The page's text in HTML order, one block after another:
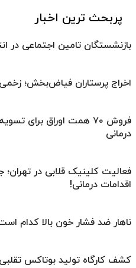
پربحث ترین اخبار
بازنشستگان تامین اجتماعی در
اخراج پرستاران فیاض‌بخش؛
فروش ۷۰ همت اوراق برای
درمانی
فعالیت کلینیک قلابی در
اقدامات درمانی!
ناهار ضد فشار خون بالا کدام
کشف کارگاه تولید بوتاکس تقلبی